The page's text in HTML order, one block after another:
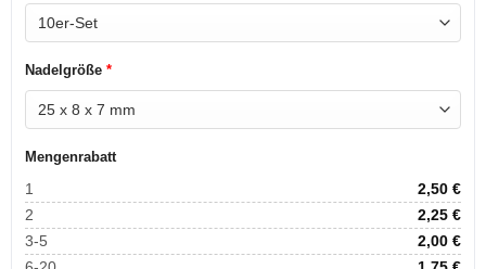
Nadelgröße*
Mengenrabatt
1 2,50€
2
2,25€
3-5
2,00€